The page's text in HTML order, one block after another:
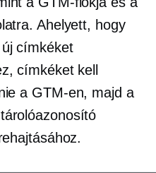
Ahelyett, hogy
címkéket
címkéket kell
a GTM-en, majd a